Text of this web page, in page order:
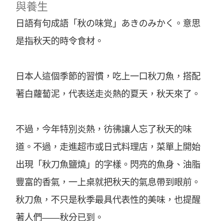
與養生
日語有句成語「秋の味覚」あきのみかく。意思
是指秋天的時令食材。
日本人這個季節的習慣，吃上一口秋刀魚，搭配
著白蘿蔔泥，代表送走炎熱的夏天，秋天來了。
不過，今年特別炎熱，彷彿讓人忘了秋天的味
道。不過，走進超市或日式料理店，菜單上開始
出現「秋刀魚鹽燒」的字樣。閃亮的魚身、油脂
豐富的香氣，一上桌就把秋天的氣息帶到眼前。
秋刀魚，不只是秋季最具代表性的美味，也提醒
著人們——秋分已到。